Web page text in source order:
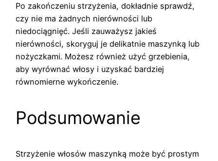
Po zakończeniu strzyżenia, dokładnie sprawdź,
czy nie ma żadnych nierówności lub
niedociągnięć. Jeśli zauważysz jakieś
nierówności, skoryguj je delikatnie maszynką lub
nożyczkami. Możesz również użyć grzebienia,
aby wyrównać włosy i uzyskać bardziej
równomierne wykończenie.
Podsumowanie
Strzyżenie włosów maszynką może być prostym